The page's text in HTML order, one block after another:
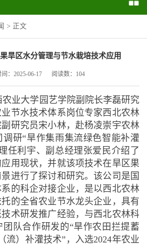
> 正文
旱区水分管理与节水栽培技术应用
：2025-06-17 阅读数： 104
农业大学园艺学院副院长李磊研究
节水技术体系岗位专家西北农林
副研究员宋小林， 赴杨凌崇宇农林
调研“旱作集雨集流绿色智能补灌
任利 宇、 副总经理张爱民介绍了
用现状，并就该项技术在旱区果
进行了探讨和研究。该公司是 国
的科企对接企业， 是以西北农林
的全省农业节水龙头企业， 具有
术研发推广经验，与西北农林科
团队合作研发的“旱作农田拦提蓄
流）补灌技术”，入选2024年农业